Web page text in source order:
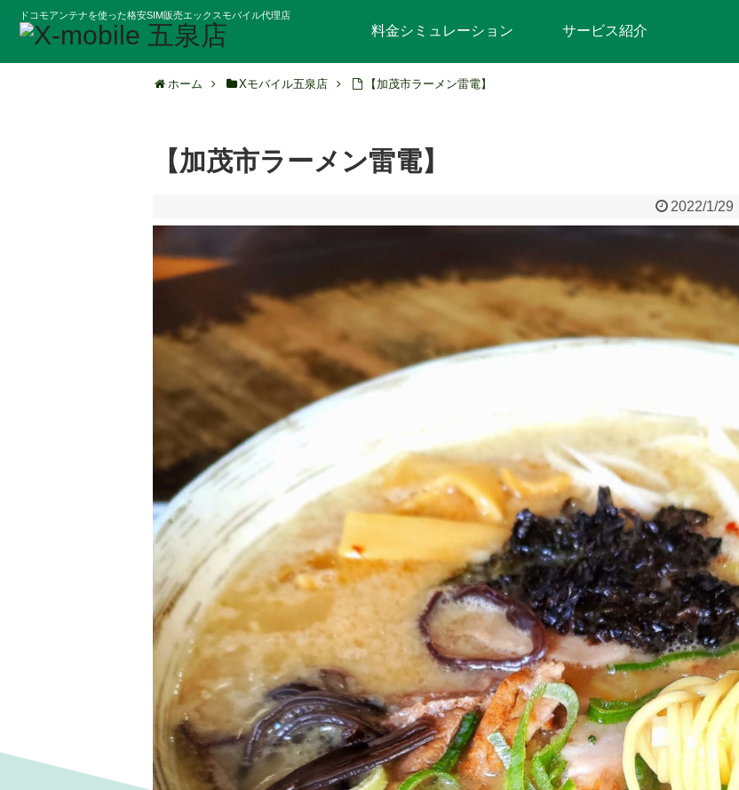
ドコモアンテナを使った格安SIM販売エックスモバイル代理店
料金シミュレーション サービス紹介
ホーム Xモバイル五泉店 【加茂市ラーメン雷電】
【加茂市ラーメン雷電】
2022/1/29